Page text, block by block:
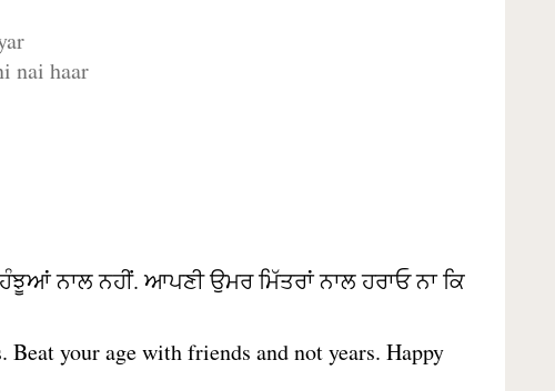
nai haar
ਨਾਲ ਨਹੀਂ. ਆਪਣੀ ਉਮਰ ਮਿੱਤਰਾਂ ਨਾਲ ਹਰਾਓ ਨਾ ਕਿ
your age with friends and not years. Happy